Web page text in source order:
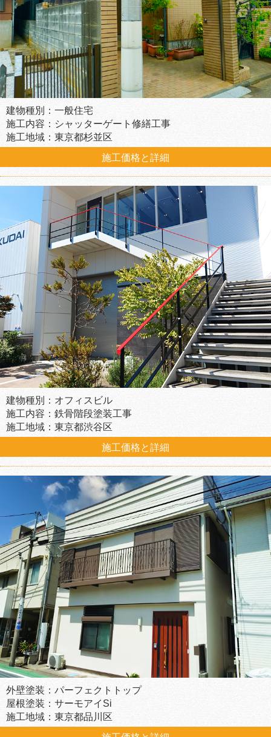
建物種別：一般住宅
施工内容：シャッターゲート修繕工事
施工地域：東京都杉並区
施工価格と詳細
建物種別：オフィスビル
施工内容：鉄骨階段塗装工事
施工地域：東京都渋谷区
施工価格と詳細
外壁塗装：パーフェクトトップ
屋根塗装：サーモアイSi
施工地域：東京都品川区